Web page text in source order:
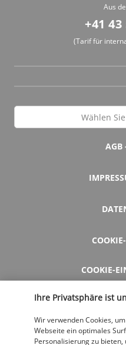
Aus
+41 43
(Tarif für
Wählen
AGB
COOKIE-
HILFE
Ihre Privatsphäre ist
Wir verwenden Cookies,
Webseite ein optimales
Personalisierung zu bieten,